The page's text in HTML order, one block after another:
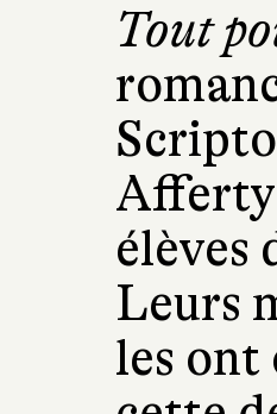
Tout
Afferty
élèves
Leurs
les ont